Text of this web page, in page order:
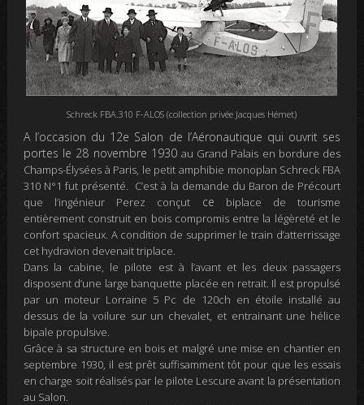
Schreck FBA.310 F-ALOS (collection privée Jacques Hémet)
A l’occasion du 12e Salon de l’Aéronautique qui ouvrit ses
portes le 28 novembre 1930 au Grand Palais en bordure des
Champs-Élysées à Paris, le petit amphibie monoplan Schreck FBA
310 N°1 fut présenté. C’est à la demande du Baron de Précourt
que l’ingénieur Perez conçut ce biplace de tourisme
entièrement construit en bois compromis entre la légèreté et le
confort spacieux. A condition de supprimer le train d’atterrissage
cet hydravion devenait triplace.
Dans la cabine, le pilote est à l’avant et les deux passagers
disposent d’une large banquette placée en retrait. Il est propulsé
par un moteur Lorraine 5 Pc de 120ch en étoile installé au
dessus de la voilure sur un chevalet, et entrainant une hélice
bipale propulsive.
Grâce à sa structure en bois et malgré une mise en chantier en
septembre 1930, il est prêt suffisammenttôt pour que les essais
en charge soit réalisés par le pilote Lescureavant la présentation
au Salon.